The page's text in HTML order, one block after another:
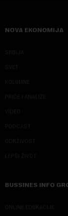
NOVA EKONOMIJA
SRBIJA
SVET
KOLUMNE
PRIČE I ANALIZE
VIDEO
PODCAST
ODRŽIVOST
LEPŠI ŽIVOT
BUSSINES INFO
ONLINE EDUKACIJE